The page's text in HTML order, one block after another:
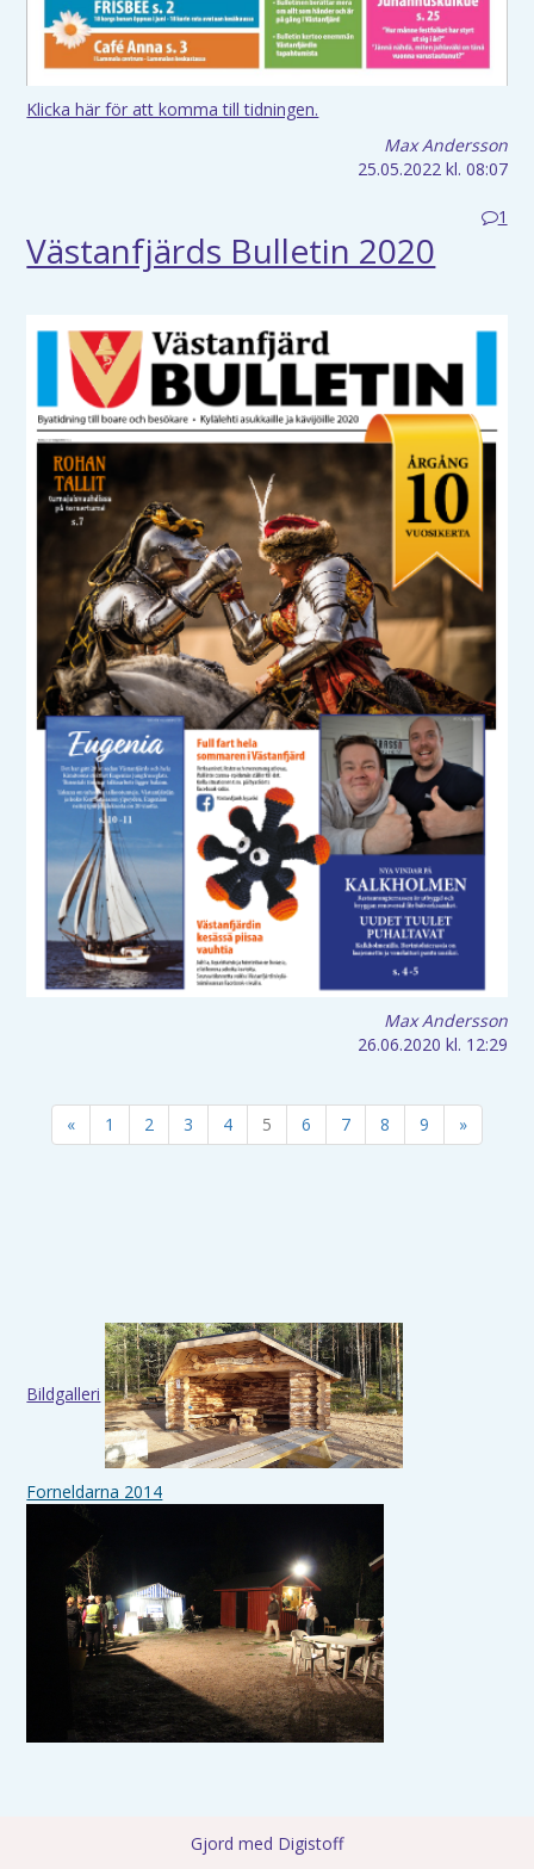
Klicka här för att komma till tidningen.
Max Andersson
25.05.2022 kl. 08:07
1
Västanfjärds Bulletin 2020
Max Andersson
26.06.2020 kl. 12:29
« 1 2 3 4 5 6 7 8 9 »
Bildgalleri
Forneldarna 2014
Gjord med Digistoff